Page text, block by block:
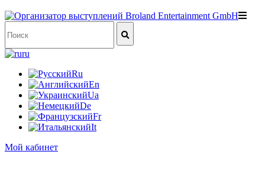
ru
Ru
En
Ua
De
Fr
It
Мой кабинет